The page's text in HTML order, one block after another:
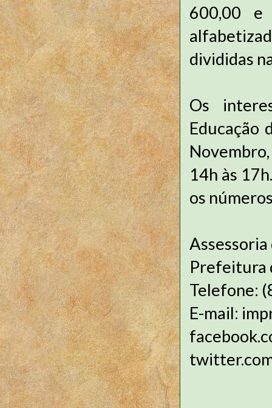
600,00 e
divididas
Os
Educação
14h às
os
Prefeitura
Telefone:
E-mail: